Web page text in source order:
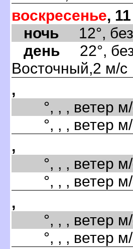
воскресенье,
ночь 12°, без
день 22°, без
Восточный,2 м/с
,
°, , , ветер
°, , , ветер
,
°, , , ветер
°, , , ветер
,
°, , , ветер
°, , , ветер